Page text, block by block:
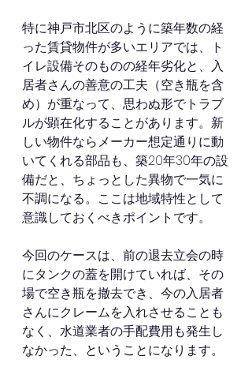
特に神戸市北区のように築年数の経
った賃貸物件が多いエリアでは、ト
イレ設備そのものの経年劣化と、入
居者さんの善意の工夫（空き瓶を含
め）が重なって、思わぬ形でトラブ
ルが顕在化することがあります。新
しい物件ならメーカー想定通りに動
いてくれる部品も、築20年30年の設
備だと、ちょっとした異物で一気に
不調になる。ここは地域特性として
意識しておくべきポイントです。
今回のケースは、前の退去立会の時
にタンクの蓋を開けていれば、その
場で空き瓶を撤去でき、今の入居者
さんにクレームを入れさせることも
なく、水道業者の手配費用も発生し
なかった、ということになります。